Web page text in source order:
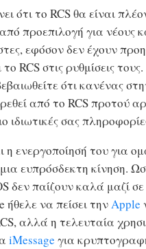
ότι το RCS θα είναι
προεπιλογή για νέους
εφόσον δεν έχουν
RCS στις ρυθμίσεις τους.
ότι κανένας
από το RCS προτού
ιδιωτικές σας
η ενεργοποίησή του για
μια ευπρόσδεκτη κίνηση.
δεν παίζουν καλά μαζί
να πείσει τηνApple
αλλά η τελευταία
iMessage για